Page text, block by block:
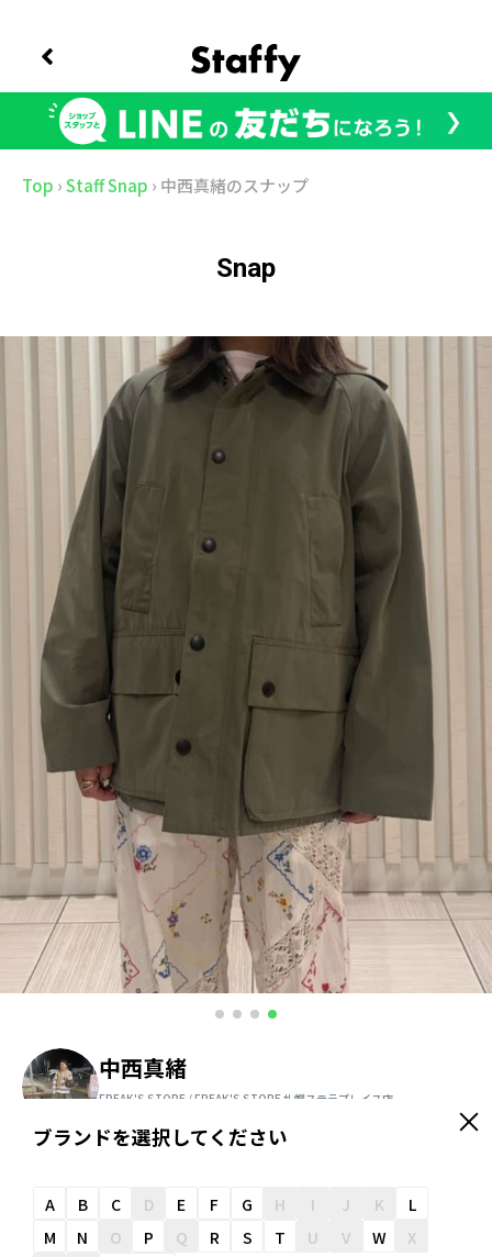
Top ›Staff Snap › 中西真緒のスナップ
Snap
中西真緒
FREAK'S STORE / FREAK'S STORE 札幌ステラプレイス店
友だち追加
ブランドを選択してください
A B C D E F G H I J K
L
M
N O P Q R S T U V W
X